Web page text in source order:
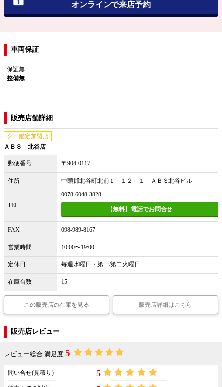
オンラインで来店予約
車両保証
保証無
整備無
販売店舗詳細
グー鑑定加盟店
ＡＢＳ 北谷店
郵便番号 〒904-0117
住所 中頭郡北谷町北前１－１２－１ ＡＢＳ北谷ビル
TEL
0078-6048-3828
【無料】電話でお問合せ
FAX 098-989-8167
営業時間 10:00〜19:00
定休日 毎週水曜日・第一/第二火曜日
在庫台数 15
この販売店の在庫を見る 販売店詳細はこちら
販売店レビュー
レビュー総合 満足度 5
問い合せ(見積り) 5